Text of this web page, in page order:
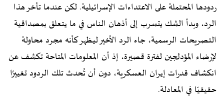
ردودها المحتملة على الاعتداءات الإسرائيلية. لكن عندما تأخر هذا
الرد، وبدأ الشك يتسرب إلى أذهان الناس في ما يتعلق بمصداقية
التصريحات الرسمية، جاء الرد الأخير ليظهر كأنه مجرد محاولة
لإرضاء المؤدلجين لفترة قصيرة، إذ أن المعلومات المتاحة تكشف عن
انكشاف قدرات إيران العسكرية، دون أن تُحدث تلك الردود تغييرًا
حقيقيّا في المعادلة.